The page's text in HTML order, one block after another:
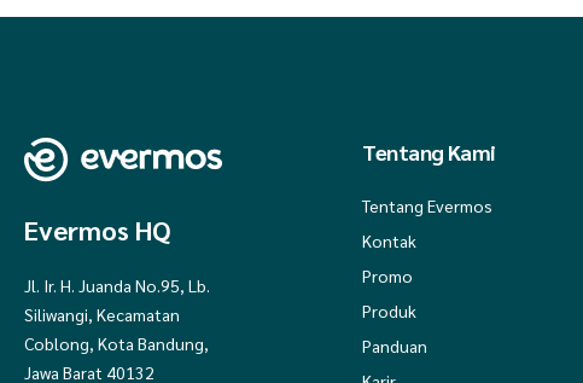
Evermos HQ
Jl. Ir. H. Juanda No.95, Lb.
Siliwangi, Kecamatan
Coblong, Kota Bandung,
Jawa Barat 40132
Tentang Kami
Tentang Evermos
Kontak
Promo
Produk
Panduan